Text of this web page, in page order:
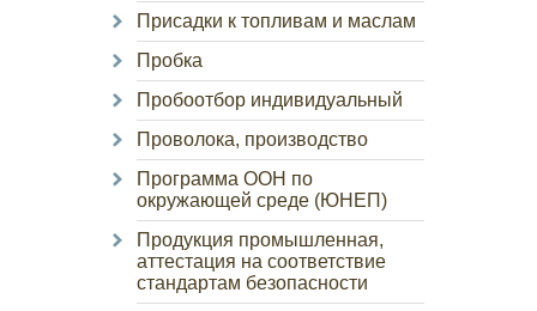
Присадки к топливам и маслам
Пробка
Пробоотбор индивидуальный
Проволока, производство
Программа ООН по
окружающей среде (ЮНЕП)
Продукция промышленная,
аттестация на соответствие
стандартам безопасности